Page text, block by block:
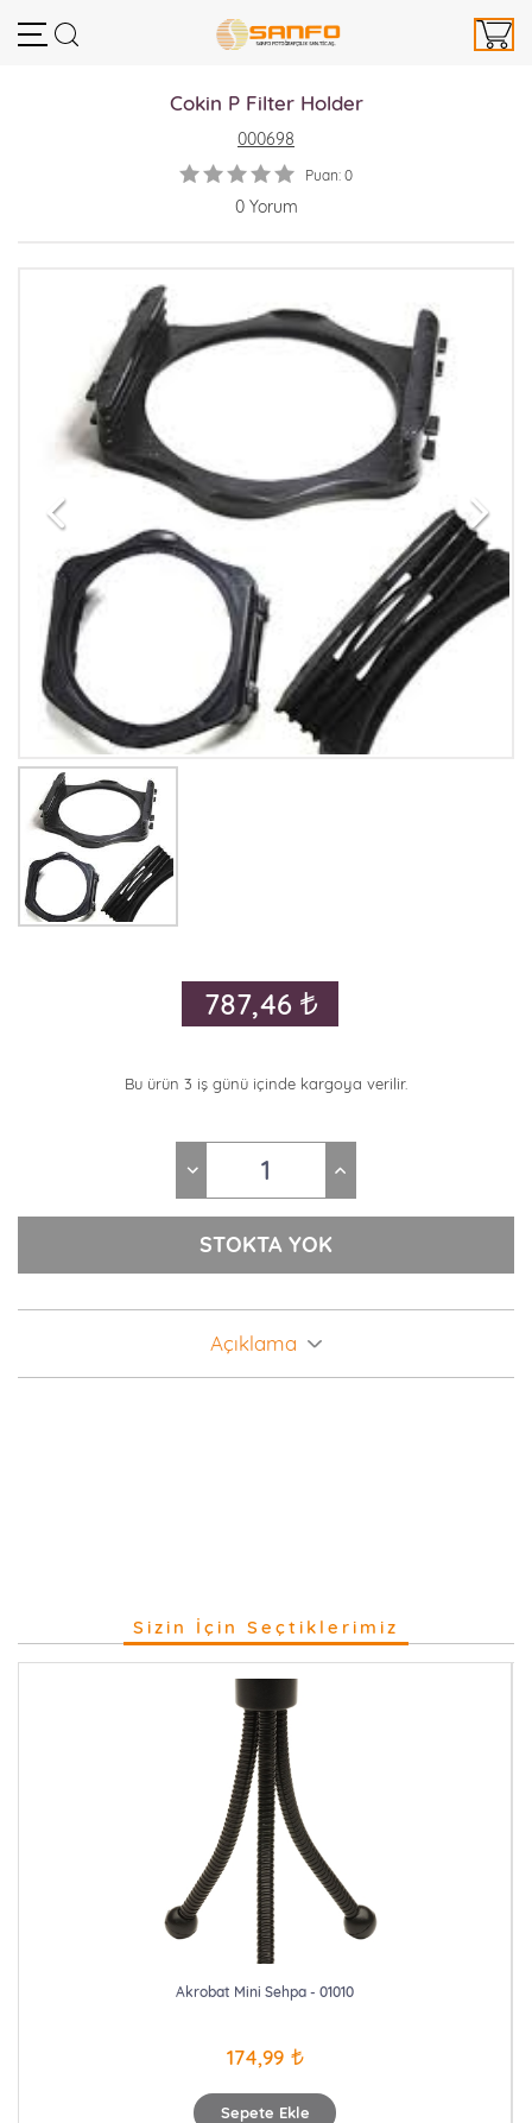
Cokin P Filter Holder
000698
Puan: 0
0 Yorum
787,46
Bu ürün 3 iş günü içinde kargoya verilir.
Açıklama
Sizin İçin Seçtiklerimiz
Sepete Ekle
Akrobat Mini Sehpa - 01010
174,99